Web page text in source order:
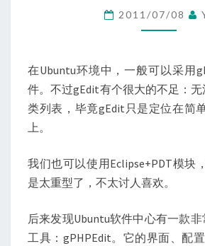
量
级
PHP
编
辑
2011/07/08
在Ubuntu环境中，一般可以采用
件。不过gEdit有个很大的不足：无
类列表，毕竟gEdit只是定位在简
上。
我们也可以使用Eclipse+PDT模块
是太重型了，不太讨人喜欢。
后来发现Ubuntu软件中心有一款
工具：gPHPEdit。它的界面、配